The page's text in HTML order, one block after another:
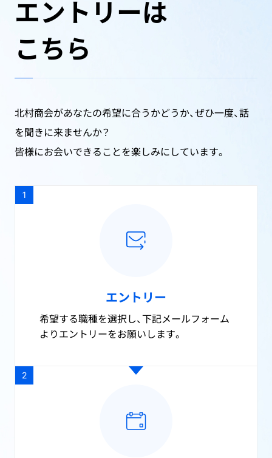
エントリーは
こちら
北村商会があなたの希望に合うかどうか、ぜひ一度、話
を聞きに来ませんか？
皆様にお会いできることを楽しみにしています。
1
エントリー
希望する職種を選択し、下記メールフォーム
よりエントリーをお願いします。
2